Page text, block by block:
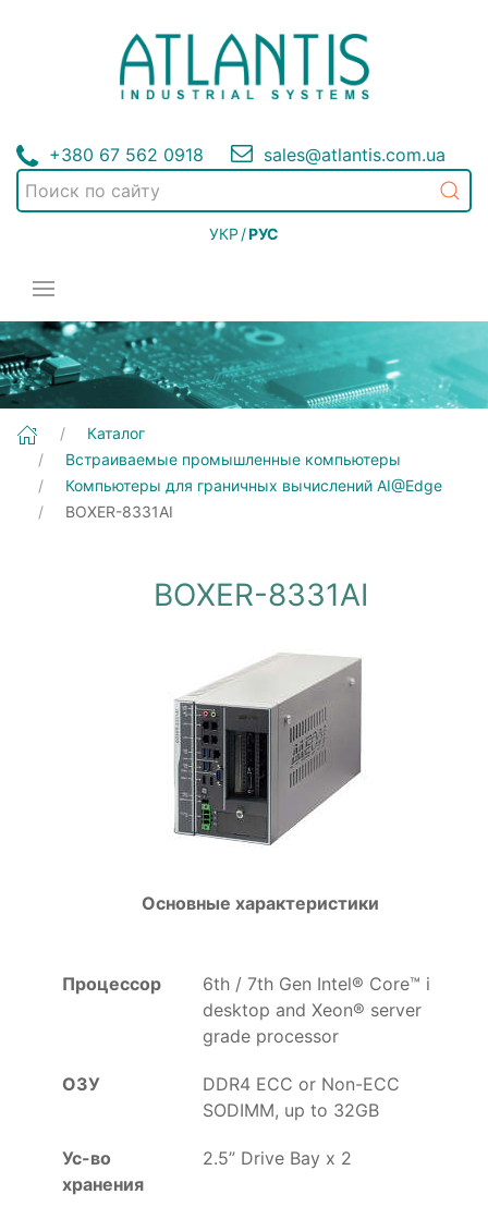
+380 67 562 0918 sales@atlantis.com.ua
УКР /РУС
Каталог
Встраиваемые промышленные компьютеры
Компьютеры для граничных вычислений AI@Edge
BOXER-8331AI
BOXER-8331AI
Основные характеристики
Процессор
6th / 7th Gen Intel® Core™ i
desktop and Xeon® server
grade processor
ОЗУ
DDR4 ECC or Non-ECC
SODIMM, up to 32GB
Ус-во
хранения
2.5” Drive Bay x 2